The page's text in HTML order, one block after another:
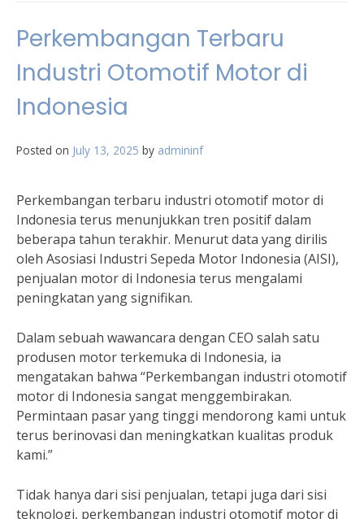
Perkembangan Terbaru
Industri Otomotif Motor di
Indonesia
Posted on July 13, 2025 by admininf
Perkembangan terbaru industri otomotif motor di
Indonesia terus menunjukkan tren positif dalam
beberapa tahun terakhir. Menurut data yang dirilis
oleh Asosiasi Industri Sepeda Motor Indonesia (AISI),
penjualan motor di Indonesia terus mengalami
peningkatan yang signifikan.
Dalam sebuah wawancara dengan CEO salah satu
produsen motor terkemuka di Indonesia, ia
mengatakan bahwa “Perkembangan industri otomotif
motor di Indonesia sangat menggembirakan.
Permintaan pasar yang tinggi mendorong kami untuk
terus berinovasi dan meningkatkan kualitas produk
kami.”
Tidak hanya dari sisi penjualan, tetapi juga dari sisi
teknologi, perkembangan industri otomotif motor di